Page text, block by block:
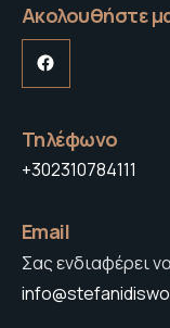
Ακολουθήστε
Facebook
Τηλέφωνο
+302310784111
Email
Σας ενδιαφέρει